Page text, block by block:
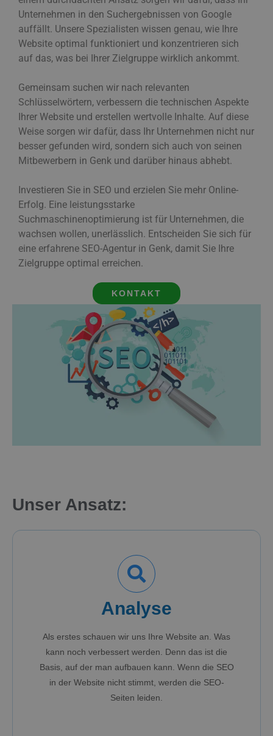
Unternehmen in den Suchergebnissen von Google
auffällt. Unsere Spezialisten wissen genau, wie Ihre
Website optimal funktioniert und konzentrieren sich
auf das, was bei Ihrer Zielgruppe wirklich ankommt.
Gemeinsam suchen wir nach relevanten
Schlüsselwörtern, verbessern die technischen Aspekte
Ihrer Website und erstellen wertvolle Inhalte. Auf diese
Weise sorgen wir dafür, dass Ihr Unternehmen nicht nur
besser gefunden wird, sondern sich auch von seinen
Mitbewerbern in Genk und darüber hinaus abhebt.
Investieren Sie in SEO und erzielen Sie mehr Online-
Erfolg. Eine leistungsstarke
Suchmaschinenoptimierung ist für Unternehmen, die
wachsen wollen, unerlässlich. Entscheiden Sie sich für
eine erfahrene SEO-Agentur in Genk, damit Sie Ihre
Zielgruppe optimal erreichen.
KONTAKT
Unser Ansatz:
Analyse
Als erstes schauen wir uns Ihre Website an. Was
kann noch verbessert werden. Denn das ist die
Basis, auf der man aufbauen kann. Wenn die SEO
in der Website nicht stimmt, werden die SEO-
Seiten leiden.